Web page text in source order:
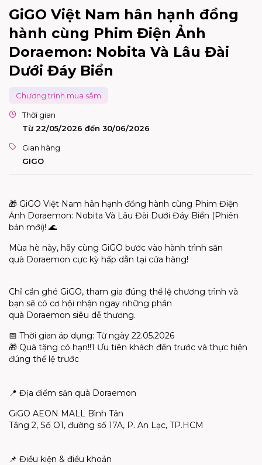
GiGO Việt Nam hân hạnh đồng
hành cùng Phim Điện Ảnh
Doraemon: Nobita Và Lâu Đài
Dưới Đáy Biển
Chương trình mua sắm
Thời gian
Từ 22/05/2026 đến 30/06/2026
Gian hàng
GIGO
🎁 GiGO Việt Nam hân hạnh đồng hành cùng Phim Điện
Ảnh Doraemon: Nobita Và Lâu Đài Dưới Đáy Biển (Phiên
bản mới)! 🌊
Mùa hè này, hãy cùng GiGO bước vào hành trình săn
quà Doraemon cực kỳ hấp dẫn tại cửa hàng!
Chỉ cần ghé GiGO, tham gia đúng thể lệ chương trình và
bạn sẽ có cơ hội nhận ngay những phần
quà Doraemon siêu dễ thương.
📅 Thời gian áp dụng: Từ ngày 22.05.2026
🎁 Quà tặng có hạn!!1 Ưu tiên khách đến trước và thực hiện
đúng thể lệ trước
📍 Địa điểm săn quà Doraemon
GiGO AEON MALL Bình Tân
Tầng 2, Số O1, đường số 17A, P. An Lạc, TP.HCM
📌 Điều kiện & điều khoản